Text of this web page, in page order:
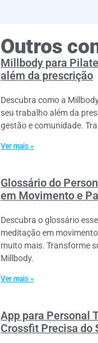
Outros
Millbody para
além da prescrição
Descubra como a
seu trabalho além da
gestão e comunidade.
Ver mais »
Glossário do
em Movimento e
Descubra o glossário
meditação em
muito mais. Transforme
Millbody.
Ver mais »
App para Personal
Crossfit Precisa do